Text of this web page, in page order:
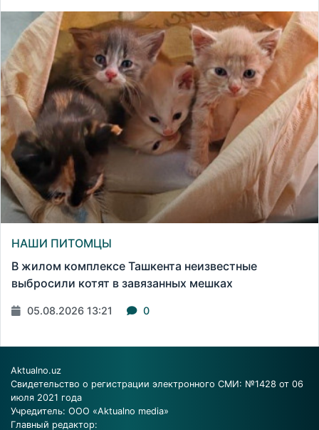
НАШИ ПИТОМЦЫ
В жилом комплексе Ташкента неизвестные
выбросили котят в завязанных мешках
05.08.2026 13:21 0
Aktualno.uz
Свидетельство о регистрации электронного СМИ: №1428 от 06
июля 2021 года
Учредитель: ООО «Aktualno media»
Главный редактор: